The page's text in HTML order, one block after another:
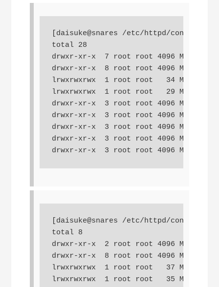
[daisuke@snares /etc/httpd/conf] $
total 28
drwxr-xr-x  7 root root 4096 May 10
drwxr-xr-x  8 root root 4096 May 10
lrwxrwxrwx  1 root root   34 May 10
lrwxrwxrwx  1 root root   29 May 10
drwxr-xr-x  3 root root 4096 May  5
drwxr-xr-x  3 root root 4096 May  5
drwxr-xr-x  3 root root 4096 May  5
drwxr-xr-x  3 root root 4096 May  5
drwxr-xr-x  3 root root 4096 May  5
[daisuke@snares /etc/httpd/conf] $
total 8
drwxr-xr-x  2 root root 4096 May 10
drwxr-xr-x  8 root root 4096 May 10
lrwxrwxrwx  1 root root   37 May 10
lrwxrwxrwx  1 root root   35 May 10